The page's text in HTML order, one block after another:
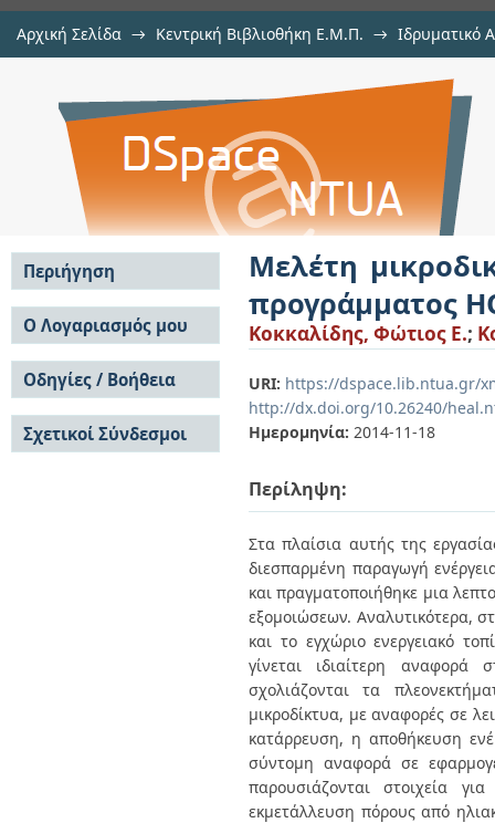
Αρχική Σελίδα → Κεντρική Βιβλιοθήκη Ε.Μ.Π. → Ιδρυματικό
Μελέτη μικροδικτύου με τη
HOMER
Μελέτη
προγράμματος
Κοκκαλίδης, Φώτιος Ε.;
URI: https://dspace.lib.ntua.gr/
http://dx.doi.org/10.26240/
Ημερομηνία: 2014-11-18
Περίληψη:
Στα πλαίσια αυτής της
διεσπαρμένη παραγωγή
και πραγματοποιήθηκε μια
εξομοιώσεων. Αναλυτικότερα,
και το εγχώριο ενεργειακό
γίνεται ιδιαίτερη αναφορά
σχολιάζονται τα
μικροδίκτυα, με αναφορές σε
κατάρρευση, η αποθήκευση
σύντομη αναφορά σε
παρουσιάζονται στοιχεία
εκμετάλλευση πόρους από
Περιήγηση
Σε όλο το DSpace
Κοινότητες & Συλλογές
Ανά Ημερομηνία
Έκδοσης
Συγγραφείς
Τίτλοι
Θέματα
Ο Λογαριασμός μου
Σύνδεση
Εγγραφή
Οδηγίες / Βοήθεια
Οδηγίες Υποβολής
Οδηγίες Χρήσης ΙΑ
Συχνές Ερωτήσεις
Σχετικοί Σύνδεσμοι